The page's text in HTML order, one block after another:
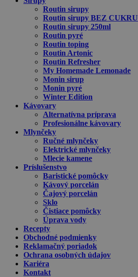
Routin sirupy
Routin sirupy BEZ CUKRU
Routin sirupy 250ml
Routin pyré
Routin toping
Routin Artonic
Routin Refresher
My Homemade Lemonade
Monin sirup
Monin pyré
Winter Edition
Kávovary
Alternatívna príprava
Profesionálne kávovary
Mlynčeky
Ručné mlynčeky
Elektrické mlynčeky
Mlecie kamene
Príslušenstvo
Baristické pomôcky
Kávový porcelán
Čajový porcelán
Sklo
Čistiace pomôcky
Úprava vody
Recepty
Obchodné podmienky
Reklamačný poriadok
Ochrana osobných údajov
Kariéra
Kontakt